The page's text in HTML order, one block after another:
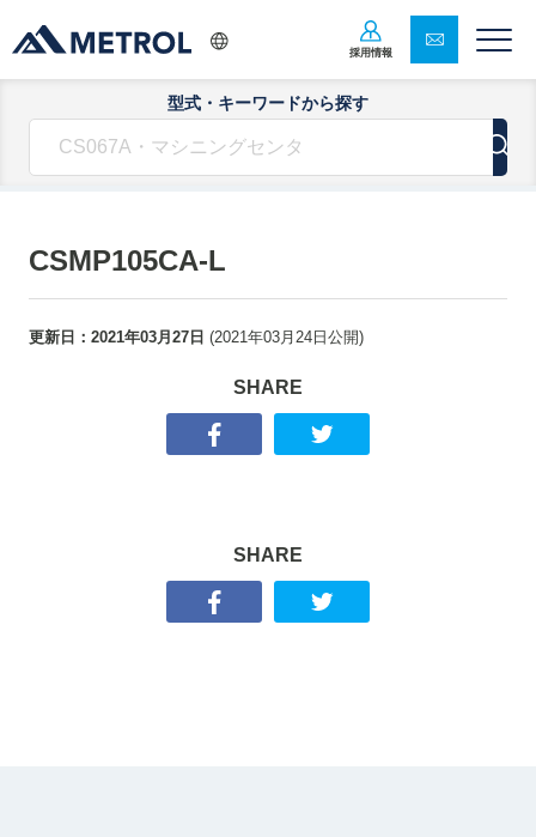
採用情報
型式・キーワードから探す
CSMP105CA-L
更新日： 2021年03月27日 (2021年03月24日 公開)
SHARE
SHARE